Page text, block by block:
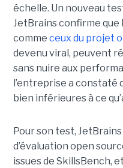
échelle. Un nouveau
JetBrains confirme que
comme ceux du projet
devenu viral, peuvent
sans nuire aux
l’entreprise a constaté
bien inférieures à ce
Pour son test,
d’évaluation open
issues de SkillsBench,